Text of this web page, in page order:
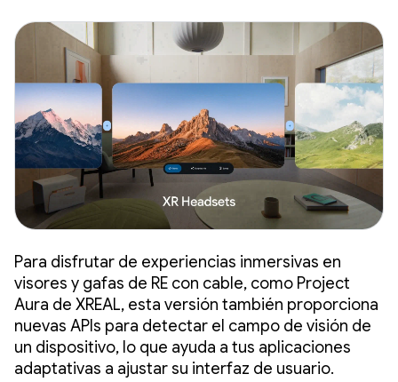
Para disfrutar de experiencias inmersivas en
visores y gafas de RE con cable, como Project
Aura de XREAL, esta versión también proporciona
nuevas APIs para detectar el campo de visión de
un dispositivo, lo que ayuda a tus aplicaciones
adaptativas a ajustar su interfaz de usuario.